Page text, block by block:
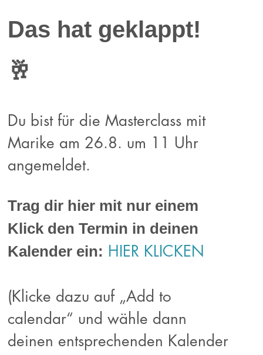
Das hat geklappt!
🥂
Du bist für die Masterclass mit
Marike am 26.8. um 11 Uhr
angemeldet.
Trag dir hier mit nur einem
Klick den Termin in deinen
Kalender ein: HIER KLICKEN
(Klicke dazu auf „Add to
calendar“ und wähle dann
deinen entsprechenden Kalender